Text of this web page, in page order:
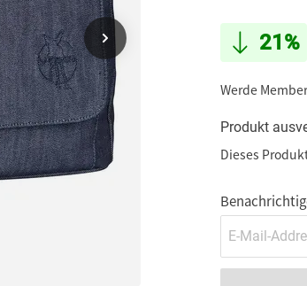
21%
Werde
Produkt
Dieses